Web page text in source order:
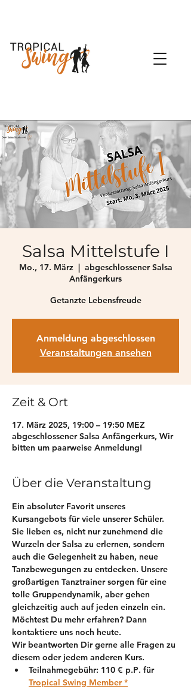
Salsa Mittelstufe I
Mo., 17. März
  |
abgeschlossener Salsa
Anfängerkurs
Getanzte Lebensfreude
Anmeldung abgeschlossen
Veranstaltungen ansehen
Zeit & Ort
17. März 2025, 19:00 – 19:50 MEZ
abgeschlossener Salsa Anfängerkurs, Wir
bitten um paarweise Anmeldung!
Über die Veranstaltung
Ein absoluter Favorit unseres
Kursangebots für viele unserer Schüler.
Sie lieben es, nicht nur zunehmend die
Wurzeln der Salsa zu erlernen, sondern
auch die Gelegenheit zu haben, neue
Tanzbewegungen zu entdecken. Unsere
großartigen Tanztrainer sorgen für eine
tolle Gruppendynamik, aber gehen
gleichzeitig auch auf jeden einzeln ein.
Möchtest Du mehr erfahren? Dann
kontaktiere uns noch heute.
Wir beantworten Dir gerne alle Fragen zu
diesem oder jedem anderen Kurs.
Teilnahmegebühr: 110 € p.P. für
Tropical Swing Member *